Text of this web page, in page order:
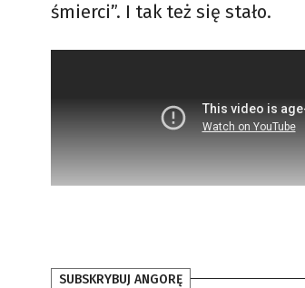
śmierci”. I tak też się stało.
SUBSKRYBUJ ANGORĘ